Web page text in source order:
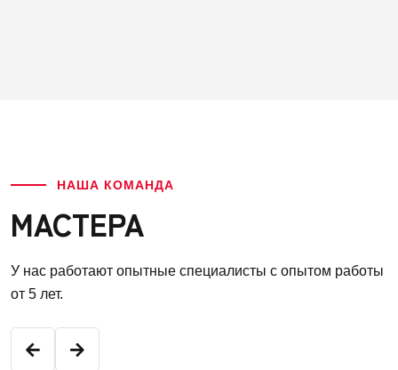
НАША КОМАНДА
МАСТЕРА
У нас работают опытные специалисты с опытом работы
от 5 лет.